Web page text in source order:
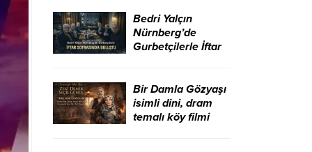
Bedri Yalçın
Nürnberg’de
Gurbetçilerle İftar
Bir Damla Gözyaşı
isimli dini, dram
temalı köy filmi